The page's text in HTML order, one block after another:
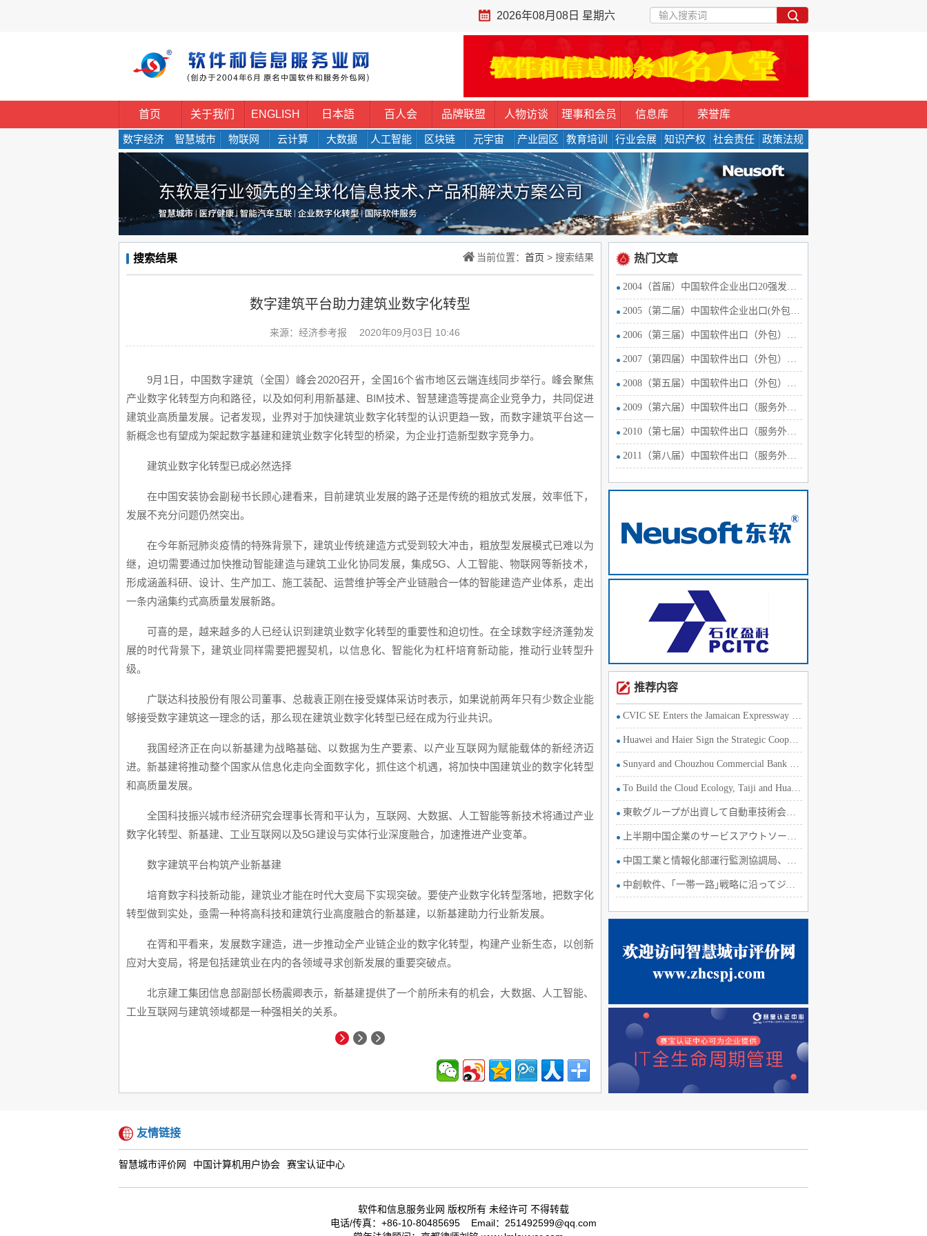
2026年08月08日 星期六
首页 关于我们 ENGLISH 日本語 百人会 品牌联盟 人物访谈 理事和会员 信息库 荣誉库
数字经济 智慧城市 物联网 云计算 大数据 人工智能 区块链 元宇宙 产业园区 教育培训 行业会展 知识产权 社会责任 政策法规
搜索结果 当前位置： 首页 > 搜索结果
数字建筑平台助力建筑业数字化转型
来源：经济参考报 2020年09月03日 10:46
9月1日，中国数字建筑（全国）峰会2020召开，全国16个省市地区云端连线同步举行。峰会聚焦
产业数字化转型方向和路径，以及如何利用新基建、BIM技术、智慧建造等提高企业竞争力，共同促进
建筑业高质量发展。记者发现，业界对于加快建筑业数字化转型的认识更趋一致，而数字建筑平台这一
新概念也有望成为架起数字基建和建筑业数字化转型的桥梁，为企业打造新型数字竞争力。
建筑业数字化转型已成必然选择
在中国安装协会副秘书长顾心建看来，目前建筑业发展的路子还是传统的粗放式发展，效率低下，
发展不充分问题仍然突出。
在今年新冠肺炎疫情的特殊背景下，建筑业传统建造方式受到较大冲击，粗放型发展模式已难以为
继，迫切需要通过加快推动智能建造与建筑工业化协同发展，集成5G、人工智能、物联网等新技术，
形成涵盖科研、设计、生产加工、施工装配、运营维护等全产业链融合一体的智能建造产业体系，走出
一条内涵集约式高质量发展新路。
可喜的是，越来越多的人已经认识到建筑业数字化转型的重要性和迫切性。在全球数字经济蓬勃发
展的时代背景下，建筑业同样需要把握契机，以信息化、智能化为杠杆培育新动能，推动行业转型升
级。
广联达科技股份有限公司董事、总裁袁正刚在接受媒体采访时表示，如果说前两年只有少数企业能
够接受数字建筑这一理念的话，那么现在建筑业数字化转型已经在成为行业共识。
我国经济正在向以新基建为战略基础、以数据为生产要素、以产业互联网为赋能载体的新经济迈
进。新基建将推动整个国家从信息化走向全面数字化，抓住这个机遇，将加快中国建筑业的数字化转型
和高质量发展。
全国科技振兴城市经济研究会理事长胥和平认为，互联网、大数据、人工智能等新技术将通过产业
数字化转型、新基建、工业互联网以及5G建设与实体行业深度融合，加速推进产业变革。
数字建筑平台构筑产业新基建
培育数字科技新动能，建筑业才能在时代大变局下实现突破。要使产业数字化转型落地，把数字化
转型做到实处，亟需一种将高科技和建筑行业高度融合的新基建，以新基建助力行业新发展。
在胥和平看来，发展数字建造，进一步推动全产业链企业的数字化转型，构建产业新生态，以创新
应对大变局，将是包括建筑业在内的各领域寻求创新发展的重要突破点。
北京建工集团信息部副部长杨震卿表示，新基建提供了一个前所未有的机会，大数据、人工智能、
工业互联网与建筑领域都是一种强相关的关系。
广联达科技股份有限公司此次发布《数字建筑平台：构筑数字化转
字建筑平台这一概念，将其作为产业数字化转型的数字基础设施，用软
步将数字技术和建筑行业深度融合。
袁正刚表示，新基建的数字化技术已经在与建筑行业发生碰撞、融
影响。通过平台+生态的发展范式，将实现超范围协作和全价值链供应。
推动整个产业转型的核心引擎。数字建筑平台本身定位就是建筑产业的
互联网平台要构筑的就是智能建造的能力。通过数字建筑驱动，可以实
料供应这个环节将是一个诚信化的市场交易环境，在施工和建造阶段将
段将呈现智慧化特点。
刘刚对记者解释说，数字建筑平台是在技术应用的基础之上进行整
方案，更好地为客户赋能。
据介绍，数字建筑平台在功能上将贯穿工程项目全过程，升级产
方，系统性地实现全产业链的资源优化配置，最大化提升生产效率，赋
得到充分实现，将带来巨大效益。
提高企业数字竞争力需要共同行动
在建筑行业，数字建筑已经上升到一个战略性的重要地位，也将重
数字竞争力，优化经营管理模式，重塑业务模式，持续创新，迈入数字
建筑业数字化的落后正意味着巨大的可开拓空间。国务院参事室特
指出，浪费现象在整个建筑领域十分明显，建造领域包括物料、人工、
通过数字建筑可以大大减少浪费。数字建筑还能让管理效能得到提高，
欧美访问时发现，建筑业还是在节能环保方面有最大提升空间的行业。
快运用建筑数字化促进企业转型和设计企业转型升级的路径是摆在面前
工生产模式，路必然越走越窄，而乐于拥抱科技成果，用新技术武装
热门文章
2004（首届）中国软件企业出口20强发布会
2005（第二届）中国软件企业出口(外包)20强发布会
2006（第三届）中国软件出口（外包）排行榜发布会
2007（第四届）中国软件出口（外包）排行榜发布会
2008（第五届）中国软件出口（外包）排行榜发布会
2009（第六届）中国软件出口（服务外包）排行榜发布会
2010（第七届）中国软件出口（服务外包）排行榜发布会
2011（第八届）中国软件出口（服务外包）排行榜发布颁奖会
推荐内容
CVIC SE Enters the Jamaican Expressway Market with the Strat
Huawei and Haier Sign the Strategic Cooperation Agreement
Sunyard and Chouzhou Commercial Bank Develop the Internet Fi
To Build the Cloud Ecology, Taiji and Huawei Sign a Strategi
東軟グループが出資して自動車技術会社を設立
上半期中国企業のサービスアウトソーシング、契約ベース金額4.9%
中国工業と情報化部運行監測協調局、上半期ソフトウェア経済運行
中創軟件、｢一帯一路｣戦略に沿ってジャマイカの高
友情链接
智慧城市评价网 中国计算机用户协会 赛宝认证中心
软件和信息服务业网 版权所有 未经许可 不得转载
电话/传真：+86-10-80485695 Email：251492599@qq.com